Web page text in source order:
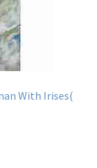
With Irises(